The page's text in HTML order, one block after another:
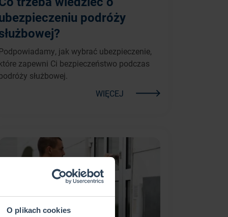
O plikach cookies
podróży
jak wybrać ubezpieczenie,
zapewni Ci bezpieczeństwo podczas
służbowej.
WIĘCEJ